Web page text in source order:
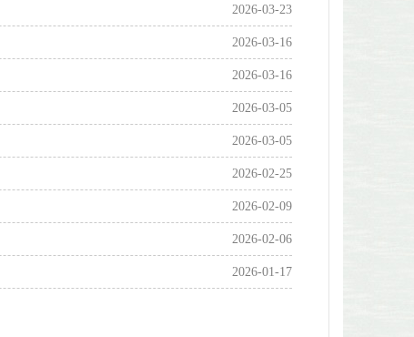
2026-03-23
2026-03-16
2026-03-16
2026-03-05
2026-03-05
2026-02-25
2026-02-09
2026-02-06
2026-01-17